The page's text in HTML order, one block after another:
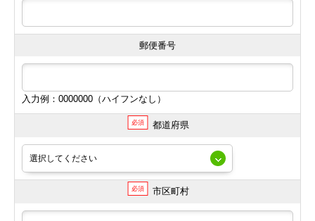
郵便番号
入力例：0000000（ハイフンなし）
必須 都道府県
必須 市区町村